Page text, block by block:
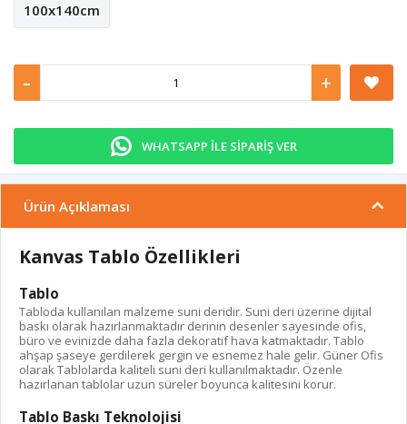
100x140cm
- +
WHATSAPP İLE SİPARİŞ VER
Ürün Açıklaması
Kanvas Tablo Özellikleri
Tablo
Tabloda kullanılan malzeme suni deridir. Suni deri üzerine dijital
baskı olarak hazırlanmaktadır derinin desenler sayesinde ofis,
büro ve evinizde daha fazla dekoratif hava katmaktadır. Tablo
ahşap şaseye gerdilerek gergin ve esnemez hale gelir. Güner Ofis
olarak Tablolarda kaliteli suni deri kullanılmaktadır. Özenle
hazırlanan tablolar uzun süreler boyunca kalitesini korur.
Tablo Baskı Teknolojisi